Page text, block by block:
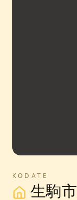
KODATE
生駒市